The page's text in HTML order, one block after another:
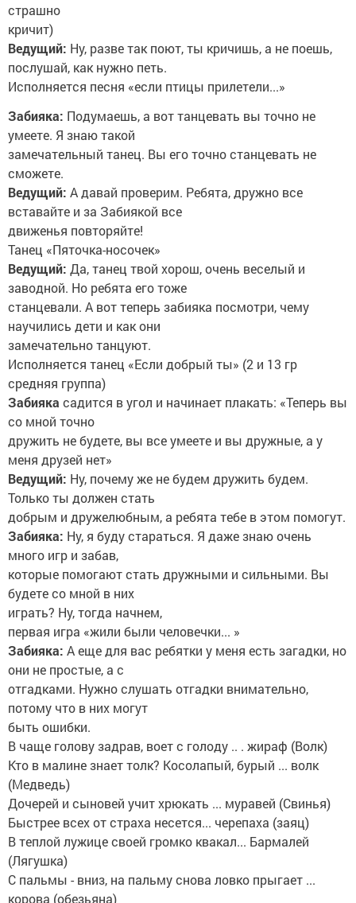
страшно
кричит)
Ведущий: Ну, разве так поют, ты кричишь, а не поешь,
послушай, как нужно петь.
Исполняется песня «если птицы прилетели...»
Забияка: Подумаешь, а вот танцевать вы точно не
умеете. Я знаю такой
замечательный танец. Вы его точно станцевать не
сможете.
Ведущий: А давай проверим. Ребята, дружно все
вставайте и за Забиякой все
движенья повторяйте!
Танец «Пяточка-носочек»
Ведущий: Да, танец твой хорош, очень веселый и
заводной. Но ребята его тоже
станцевали. А вот теперь забияка посмотри, чему
научились дети и как они
замечательно танцуют.
Исполняется танец «Если добрый ты» (2 и 13 гр
средняя группа)
Забияка садится в угол и начинает плакать: «Теперь вы
со мной точно
дружить не будете, вы все умеете и вы дружные, а у
меня друзей нет»
Ведущий: Ну, почему же не будем дружить будем.
Только ты должен стать
добрым и дружелюбным, а ребята тебе в этом помогут.
Забияка: Ну, я буду стараться. Я даже знаю очень
много игр и забав,
которые помогают стать дружными и сильными. Вы
будете со мной в них
играть? Ну, тогда начнем,
первая игра «жили были человечки... »
Забияка: А еще для вас ребятки у меня есть загадки, но
они не простые, а с
отгадками. Нужно слушать отгадки внимательно,
потому что в них могут
быть ошибки.
В чаще голову задрав, воет с голоду .. . жираф (Волк)
Кто в малине знает толк? Косолапый, бурый ... волк
(Медведь)
Дочерей и сыновей учит хрюкать ... муравей (Свинья)
Быстрее всех от страха несется... черепаха (заяц)
В теплой лужице своей громко квакал... Бармалей
(Лягушка)
С пальмы - вниз, на пальму снова ловко прыгает ...
корова (обезьяна)